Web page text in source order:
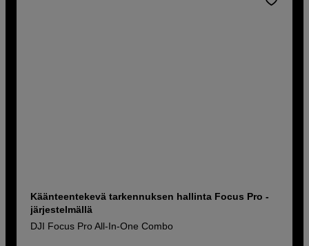
Käänteentekevä tarkennuksen hallinta Focus Pro -
järjestelmällä
DJI Focus Pro All-In-One Combo